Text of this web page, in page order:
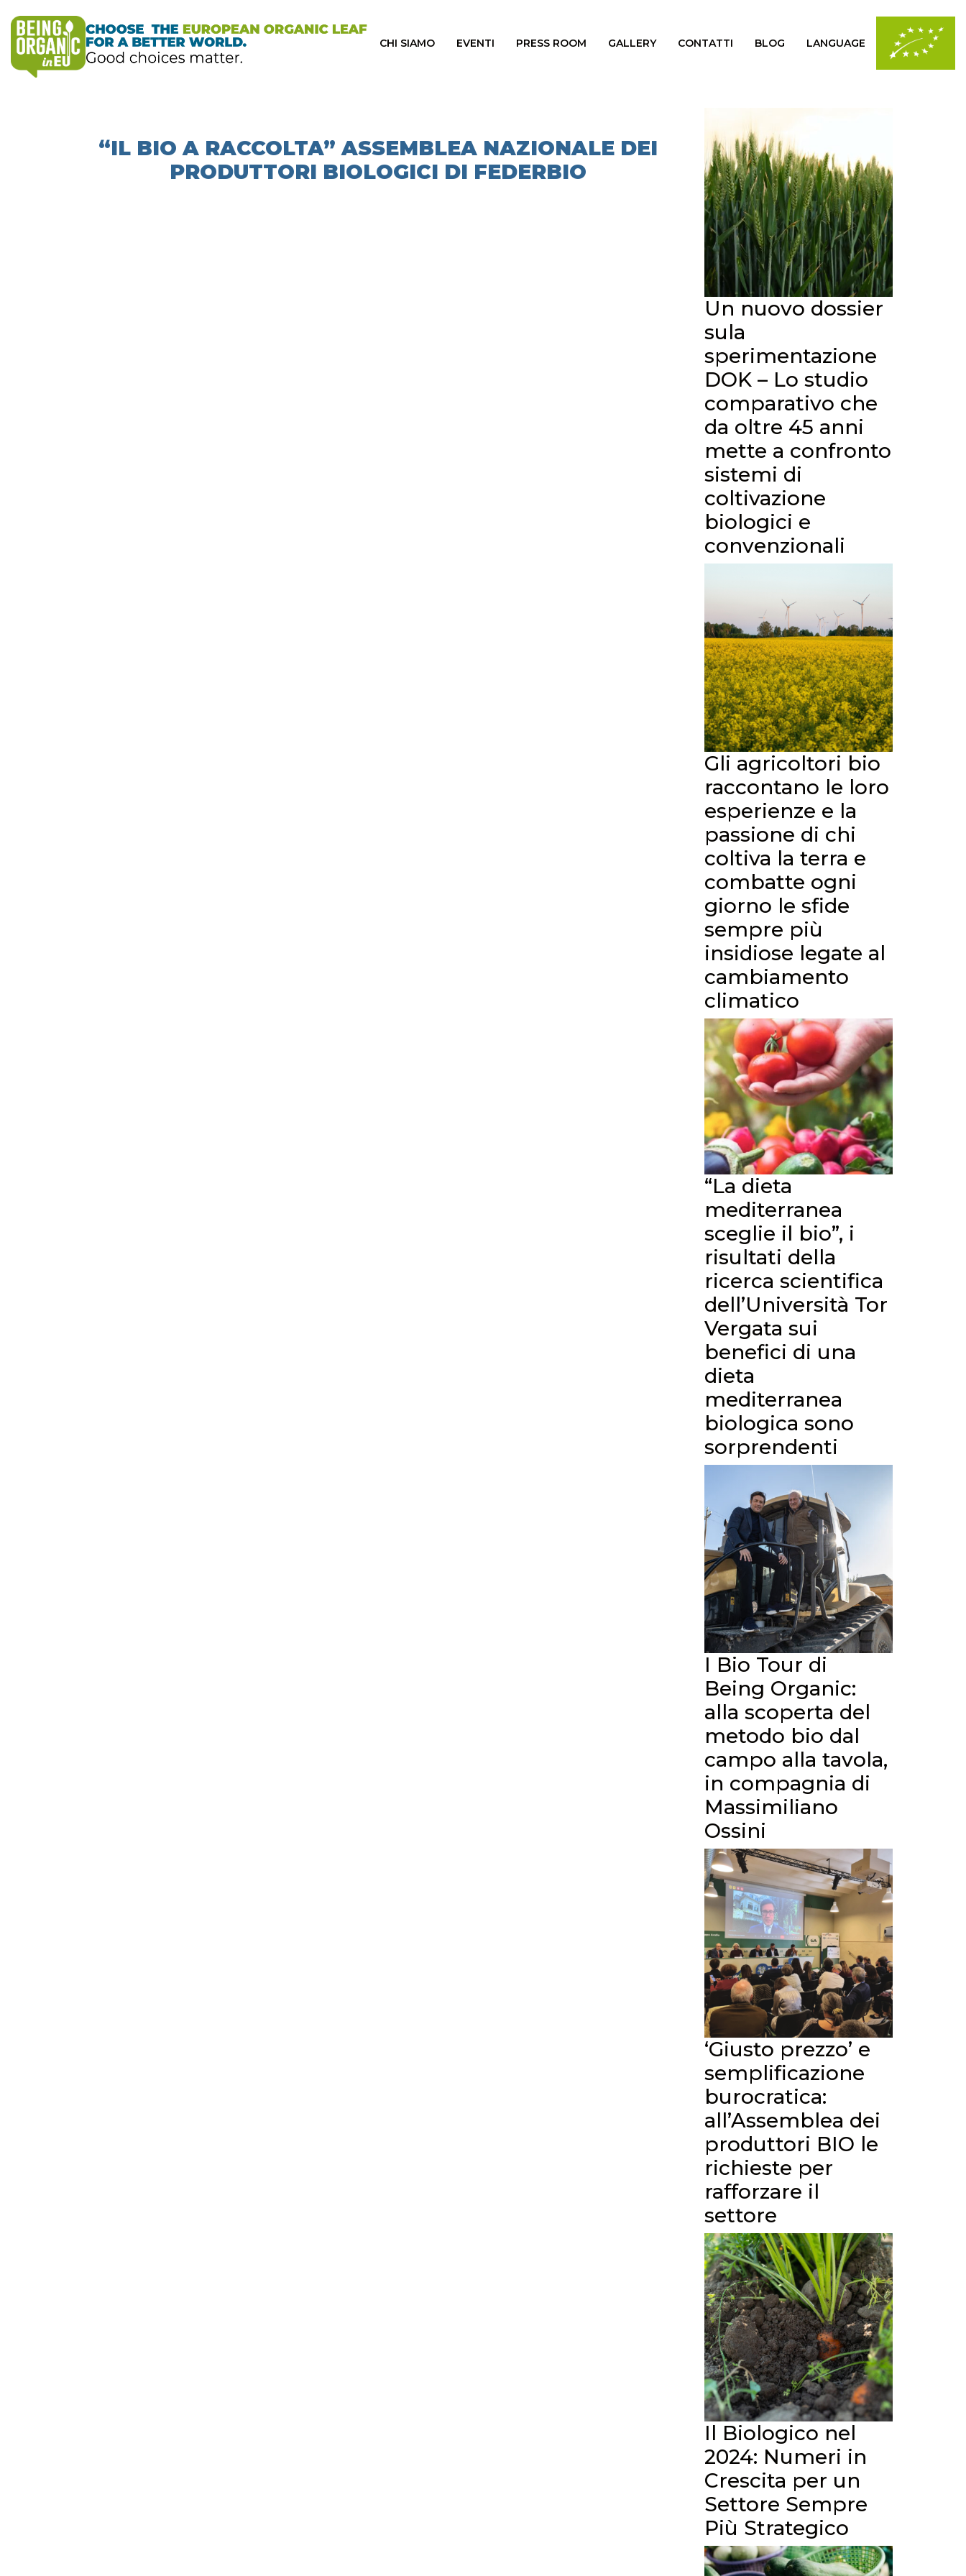
CHI SIAMO EVENTI PRESS ROOM GALLERY CONTATTI BLOG LANGUAGE
“IL BIO A RACCOLTA” ASSEMBLEA NAZIONALE DEI
PRODUTTORI BIOLOGICI DI FEDERBIO
Un nuovo dossier
sula
sperimentazione
DOK – Lo studio
comparativo che
da oltre 45 anni
mette a confronto
sistemi di
coltivazione
biologici e
convenzionali
Gli agricoltori bio
raccontano le loro
esperienze e la
passione di chi
coltiva la terra e
combatte ogni
giorno le sfide
sempre più
insidiose legate al
cambiamento
climatico
“La dieta
mediterranea
sceglie il bio”, i
risultati della
ricerca scientifica
dell’Università Tor
Vergata sui
benefici di una
dieta
mediterranea
biologica sono
sorprendenti
I Bio Tour di
Being Organic:
alla scoperta del
metodo bio dal
campo alla tavola,
in compagnia di
Massimiliano
Ossini
‘Giusto prezzo’ e
semplificazione
burocratica:
all’Assemblea dei
produttori BIO le
richieste per
rafforzare il
settore
Il Biologico nel
2024: Numeri in
Crescita per un
Settore Sempre
Più Strategico